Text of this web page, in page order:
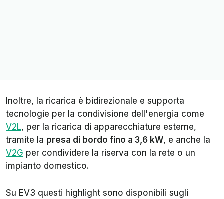
Inoltre, la ricarica è bidirezionale e supporta
tecnologie per la condivisione dell'energia come
V2L, per la ricarica di apparecchiature esterne,
tramite la presa di bordo fino a 3,6 kW, e anche la
V2G per condividere la riserva con la rete o un
impianto domestico.
Su EV3 questi highlight sono disponibili sugli